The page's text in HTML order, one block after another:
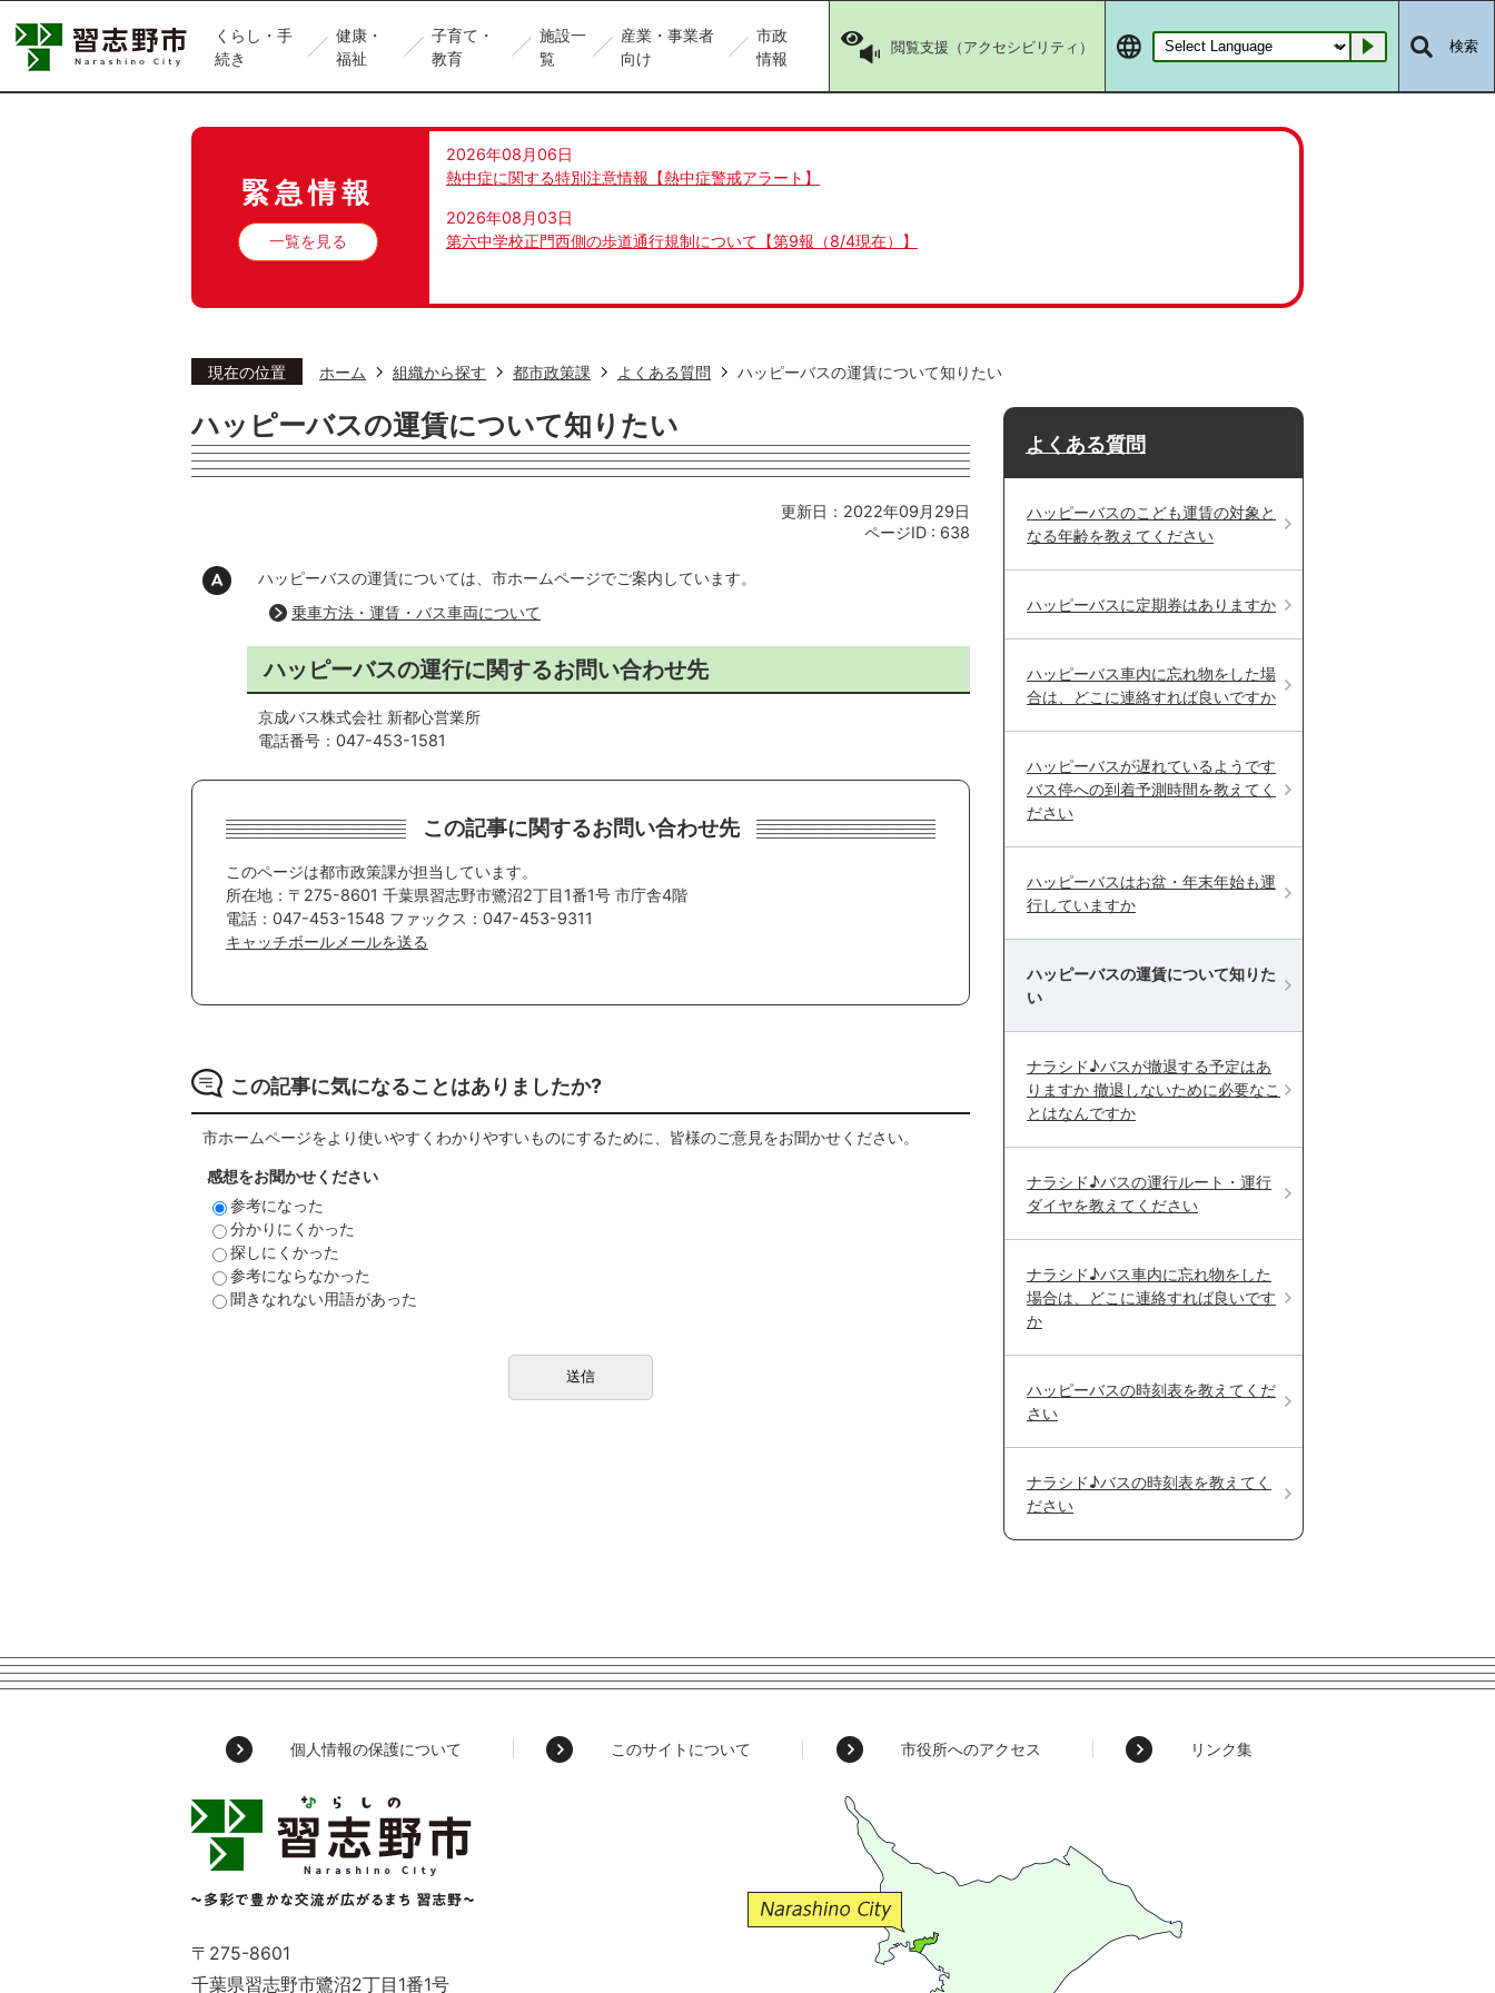
くらし・手
続き
健康・
福祉
子育て・
教育
施設一
覧
産業・事業者
向け
市政
情報
閲覧支援（アクセシビリティ） Go 検索
緊急情報
一覧を見る
2026年08月06日
熱中症に関する特別注意情報【熱中症警戒アラート】
2026年08月03日
第六中学校正門西側の歩道通行規制について【第9報（8/4現在）】
現在の位置 ホーム 組織から探す 都市政策課 よくある質問 ハッピーバスの運賃について知りたい
ハッピーバスの運賃について知りたい
更新日：2022年09月29日
ページID : 638
ハッピーバスの運賃については、市ホームページでご案内しています。
乗車方法・運賃・バス車両について
ハッピーバスの運行に関するお問い合わせ先
京成バス株式会社 新都心営業所
電話番号：047-453-1581
この記事に関するお問い合わせ先
このページは都市政策課が担当しています。
所在地：〒275-8601 千葉県習志野市鷺沼2丁目1番1号 市庁舎4階
電話：047-453-1548 ファックス：047-453-9311
キャッチボールメールを送る
この記事に気になることはありましたか?
市ホームページをより使いやすくわかりやすいものにするために、皆様のご意見をお聞かせください。
感想をお聞かせください
参考になった
分かりにくかった
探しにくかった
参考にならなかった
聞きなれない用語があった
よくある質問
ハッピーバスのこども運賃の対象と
なる年齢を教えてください
ハッピーバスに定期券はありますか
ハッピーバス車内に忘れ物をした場
合は、どこに連絡すれば良いですか
ハッピーバスが遅れているようです
バス停への到着予測時間を教えてく
ださい
ハッピーバスはお盆・年末年始も運
行していますか
ハッピーバスの運賃について知りた
い
ナラシド♪バスが撤退する予定はあ
りますか 撤退しないために必要なこ
とはなんですか
ナラシド♪バスの運行ルート・運行
ダイヤを教えてください
ナラシド♪バス車内に忘れ物をした
場合は、どこに連絡すれば良いです
か
ハッピーバスの時刻表を教えてくだ
さい
ナラシド♪バスの時刻表を教えてく
ださい
個人情報の保護について このサイトについて 市役所へのアクセス リンク集
習
志
Narashino
～
多
〒275-8601
千葉県習志野市鷺沼2丁目1番1号